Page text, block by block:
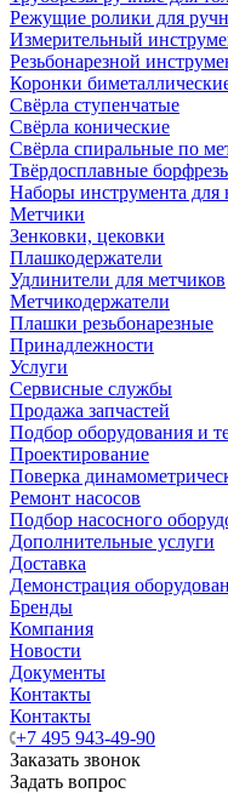
Режущие ролики для
Измерительный
Резьбонарезной
Коронки
Свёрла ступенчатые
Свёрла конические
Свёрла спиральные по
Твёрдосплавные
Наборы инструмента для
Метчики
Зенковки, цековки
Плашкодержатели
Удлинители для метчиков
Метчикодержатели
Плашки резьбонарезные
Принадлежности
Услуги
Сервисные службы
Продажа запчастей
Подбор оборудования и
Проектирование
Поверка
Ремонт насосов
Подбор насосного
Дополнительные услуги
Доставка
Демонстрация
Бренды
Компания
Новости
Документы
Контакты
Контакты
+7 495 943-49-90
Заказать звонок
Задать вопрос